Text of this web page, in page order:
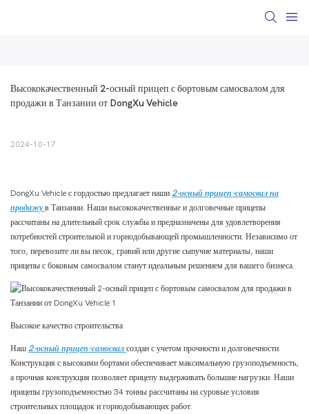
Высококачественный 2-осный прицеп с бортовым самосвалом для
продажи в Танзании от DongXu Vehicle
2024-10-17
DongXu Vehicle с гордостью предлагает наши 2-осный прицеп-самосвал на
продажув Танзании. Наши высококачественные и долговечные прицепы
рассчитаны на длительный срок службы и предназначены для удовлетворения
потребностей строительной и горнодобывающей промышленности. Независимо от
того, перевозите ли вы песок, гравий или другие сыпучие материалы, наши
прицепы с боковым самосвалом станут идеальным решением для вашего бизнеса.
Высокое качество строительства
Наш 2-осный прицеп-самосвал создан с учетом прочности и долговечности.
Конструкция с высокими бортами обеспечивает максимальную грузоподъемность,
а прочная конструкция позволяет прицепу выдерживать большие нагрузки. Наши
прицепы грузоподъемностью 34 тонны рассчитаны на суровые условия
строительных площадок и горнодобывающих работ.